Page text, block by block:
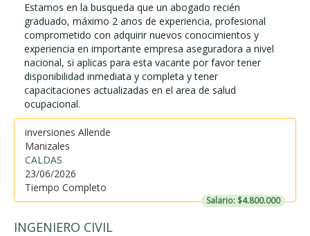
Estamos en la busqueda que un abogado recién
graduado, máximo 2 anos de experiencia, profesional
comprometido con adquirir nuevos conocimientos y
experiencia en importante empresa aseguradora a nivel
nacional, si aplicas para esta vacante por favor tener
disponibilidad inmediata y completa y tener
capacitaciones actualizadas en el area de salud
ocupacional.
inversiones Allende
Manizales
CALDAS
23/06/2026
Tiempo Completo
Salario: $4.800.000
INGENIERO CIVIL